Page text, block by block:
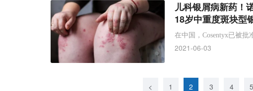
儿科银屑病新药！
18岁中重度斑块型
在中国，Cosentyx已被批
2021-06-03
< 1 2 3 4 5